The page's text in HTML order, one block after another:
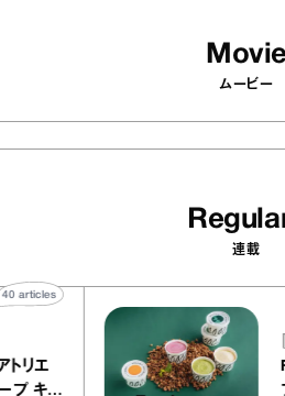
ムービー
連載
リー アトリエ
ルクレープ キャ
40